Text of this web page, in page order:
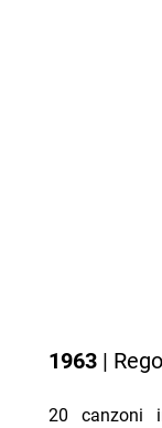
1963|
20 canzoni